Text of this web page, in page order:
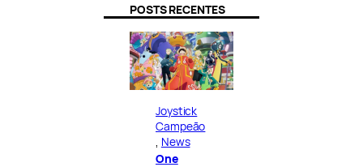
POSTS RECENTES
Joystick
Campeão
News
One